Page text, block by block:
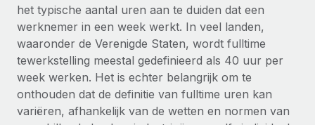
Zzp'ers internationaal onboarden en beheren
PEO
Ingewikkelde HR-taken eenvoudig uitbesteden
INFRASTRUCTUUR
Remote Embedded
GROEIFASE
Start-ups
Flexibele global HR en payroll solutions voor groeiende
bedrijven
Betalingscalculator voor zzp'ers
Ontdek valuta-opties en betaalsnelheden voor
internationale zzp'ers
LEREN MET REMOTE
Onderzoek en gidsen
Nederlands
Français
Deutsch
Inloggen
het typische aantal uren aan te duiden dat een
werknemer in een week werkt. In veel landen,
waaronder de Verenigde Staten, wordt fulltime
tewerkstelling meestal gedefinieerd als 40 uur per
week werken. Het is echter belangrijk om te
onthouden dat de definitie van fulltime uren kan
variëren, afhankelijk van de wetten en normen van